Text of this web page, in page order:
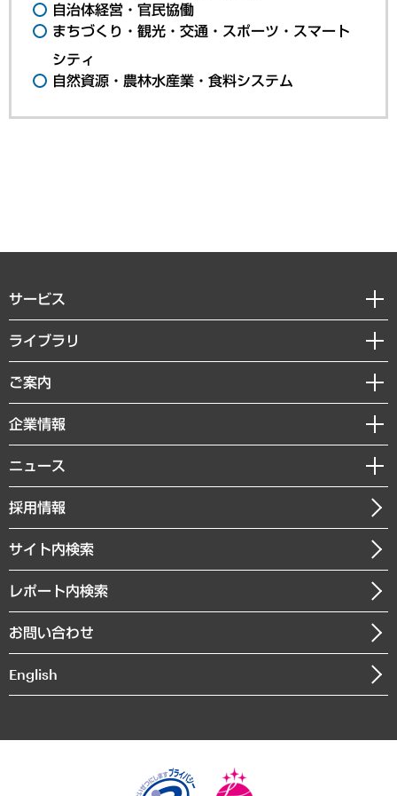
自治体経営・官民協働
まちづくり・観光・交通・スポーツ・スマート
シティ
自然資源・農林水産業・食料システム
サービス
経営戦略
組織・人事戦略
デジタルイノベーション
共生・ダイバーシティ
GRC（ガバナンス・リスク・コンプライアンス）・防災（政策）
経済・産業・雇用・労働
まちづくり・観光・交通・スポーツ・スマートシティ
自然資源・農林水産業・食料システム
ライブラリ
経済調査
レポート
コラム
経営用語集
受託・受注実績（官公庁関連）
メディア掲載・出演
ご案内
セミナー・イベント情報
MUFGビジネスセミナー
受託案件情報
企業情報
私たちの想い
社長メッセージ
会社概要
沿革
組織図・本部部室紹介
インドネシア現地法人
個人情報保護方針
ニュース
ニュースリリース
お知らせ
採用情報
サイト内検索
レポート内検索
お問い合わせ
English